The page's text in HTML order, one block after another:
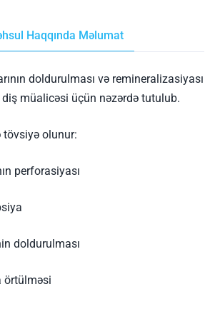
Haqqında Məlumat
doldurulması və remineralizasiyası
müalicəsi üçün nəzərdə tutulub.
tövsiyə olunur:
perforasiyası
doldurulması
örtülməsi